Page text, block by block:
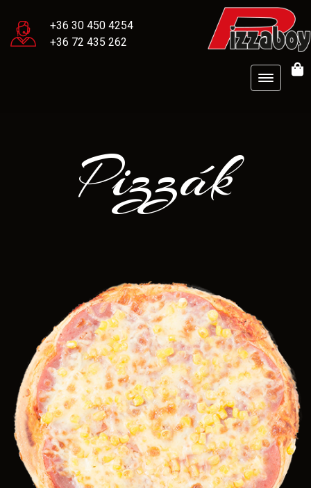
+36 30 450 4254
+36 72 435 262
Pizzák